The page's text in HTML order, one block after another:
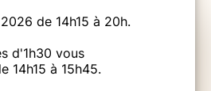
de 14h15 à 20h.
d'1h30 vous
14h15 à 15h45.